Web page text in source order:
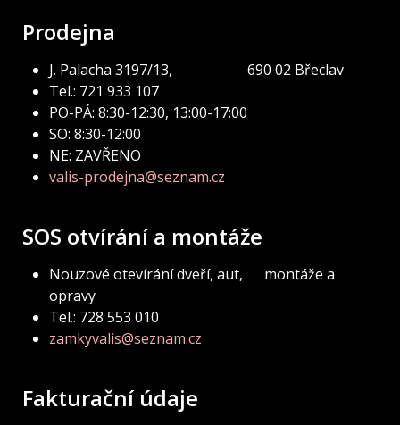
Prodejna
J. Palacha 3197/13, 690 02 Břeclav
Tel.: 721 933 107
PO-PÁ: 8:30-12:30, 13:00-17:00
SO: 8:30-12:00
NE: ZAVŘENO
valis-prodejna@seznam.cz
SOS otvírání a montáže
Nouzové otevírání dveří, aut, montáže a
opravy
Tel.: 728 553 010
zamkyvalis@seznam.cz
Fakturační údaje